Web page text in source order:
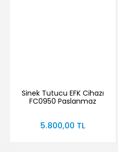
Sinek Tutucu EFK Cihazı
FC0950 Paslanmaz
5.800,00 TL